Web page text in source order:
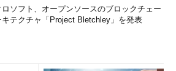
ロソフト、オープンソースのブロックチェー
キテクチャ「Project Bletchley」を発表